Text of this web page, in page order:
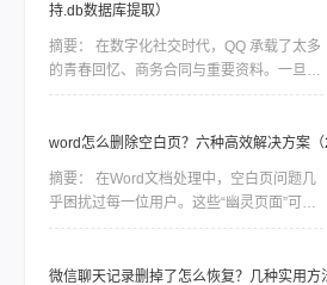
诉你，重点解决怎样恢复坏的硬盘数据这个
问题。
持.db数据库提取）
摘要：
的青春回忆、商务合同与重要资料。一旦误
删聊天记录，由于 QQ 数据的加密特性，恢
等同于永久抹除。在数据底层，删除指令通
数据尚未覆盖该区域，通过合理的方法依然
有很大几率找回。
word怎么删除空白页？六种高效解决方案（
摘要：
乎困扰过每一位用户。这些“幽灵页面”可能
由分页符残留、段落格式异常、表格溢出或
白页呢？本文结合最新Office版本特性，整
微信聊天记录删掉了怎么恢复？几种实用方